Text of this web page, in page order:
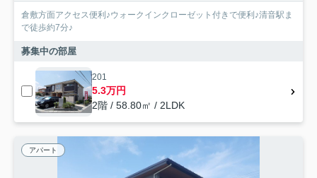
倉敷方面アクセス便利♪ウォークインクローゼット付きで便利♪清音駅ま
で徒歩約7分♪
募集中の部屋
201
5.3万円
2階 / 58.80㎡ / 2LDK
アパート